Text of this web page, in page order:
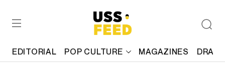
EDITORIAL POP CULTURE MAGAZINES